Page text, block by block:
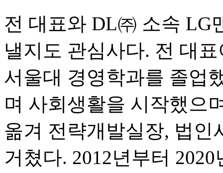
전 대표와 DL㈜ 소속 LG
낼지도 관심사다. 전 대
서울대 경영학과를 졸업
며 사회생활을 시작했으
옮겨 전략개발실장, 법인
거쳤다. 2012년부터